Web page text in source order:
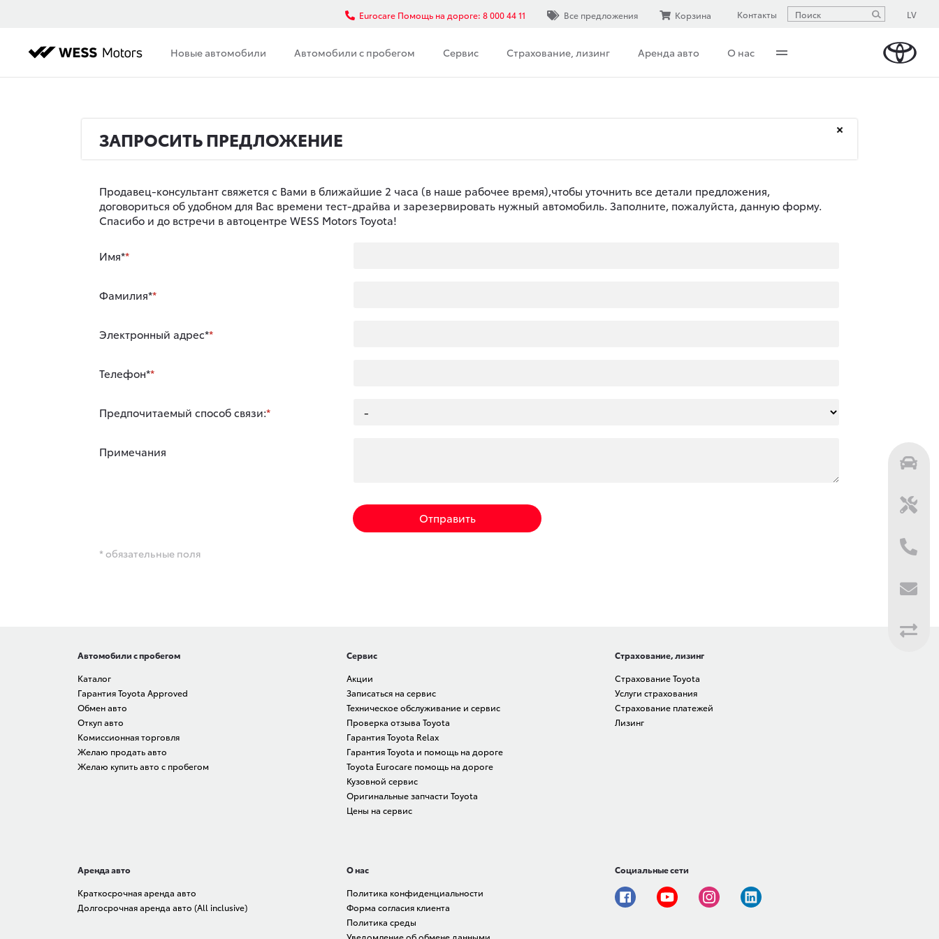
Новые автомобили Автомобили с пробегом Сервис Страхование, лизинг Аренда авто О нас
Eurocare Помощь на дороге: 8 000 44 11 Все предложения Корзина Контакты LV
ЗАПРОСИТЬ ПРЕДЛОЖЕНИЕ
Продавец-консультант свяжется с Вами в ближайшие 2 часа (в наше рабочее время),чтобы уточнить все детали предложения,
договориться об удобном для Вас времени тест-драйва и зарезервировать нужный автомобиль. Заполните, пожалуйста, данную форму.
Спасибо и до встречи в автоцентре WESS Motors Toyota!
Имя*
Фамилия*
Электронный адрес*
Телефон*
Предпочитаемый способ связи:
Примечания
Отправить
* обязательные поля
Автомобили с пробегом
Каталог
Гарантия Toyota Approved
Обмен авто
Откуп авто
Комиссионная торговля
Желаю продать авто
Желаю купить авто с пробегом
Сервис
Акции
Записаться на сервис
Техническое обслуживание и сервис
Проверка отзыва Toyota
Гарантия Toyota Relax
Гарантия Toyota и помощь на дороге
Toyota Eurocare помощь на дороге
Кузовной сервис
Оригинальные запчасти Toyota
Цены на сервис
Страхование, лизинг
Страхование Toyota
Услуги страхования
Страхование платежей
Лизинг
Аренда авто
Краткосрочная аренда авто
Долгосрочная аренда авто (All inclusive)
О нас
Политика конфиденциальности
Форма согласия клиента
Политика среды
Уведомление об обмене данными
Социальные сети
Facebook
YoutubeInstagram